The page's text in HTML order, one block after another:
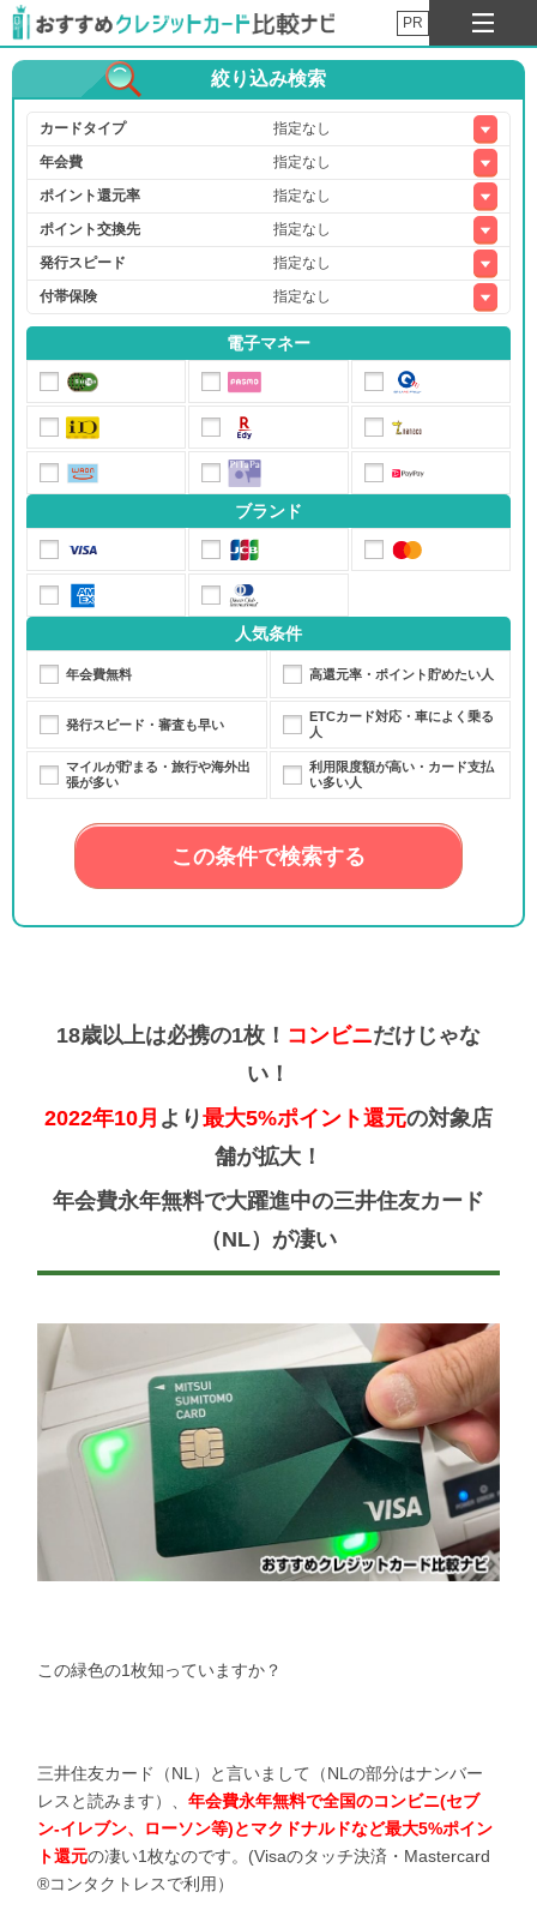
PR
絞り込み検索
カードタイプ
年会費
ポイント還元率
ポイント交換先
発行スピード
付帯保険
電子マネー
ブランド
人気条件
年会費無料 高還元率・ポイント貯めたい人
発行スピード・審査も早い
ETCカード対応・車によく乗る
人
マイルが貯まる・旅行や海外出
張が多い
利用限度額が高い・カード支払
い多い人
この条件で検索する
18歳以上は必携の1枚！ コンビニだけじゃな
い！
2022年10月 より最大5%ポイント還元の対象店
舗が拡大！
年会費永年無料で大躍進中の三井住友カード
（NL）が凄い
この緑色の1枚知っていますか？
三井住友カード（NL）と言いまして（NLの部分はナンバー
レスと読みます）、年会費永年無料で全国のコンビニ(セブ
ン-イレブン、ローソン等)とマクドナルドなど最大5%ポイン
ト還元の凄い1枚なのです。(Visaのタッチ決済・Mastercard
®コンタクトレスで利用）